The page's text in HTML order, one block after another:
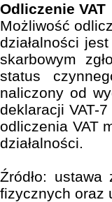
Odliczenie VAT
Możliwość
działalności
skarbowym
status
naliczony od
deklaracji VAT-
odliczenia VAT
działalności.
Źródło:
fizycznych oraz